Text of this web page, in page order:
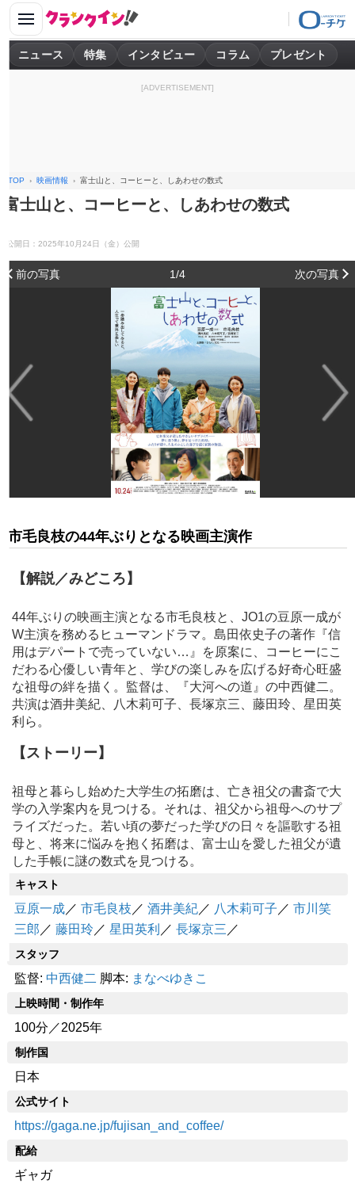
ニュース 特集 インタビュー コラム プレゼント
[ADVERTISEMENT]
TOP 映画情報 富士山と、コーヒーと、しあわせの数式
富士山と、コーヒーと、しあわせの数式
公開日：2025年10月24日（金）公開
前の写真 1/4 次の写真
市毛良枝の44年ぶりとなる映画主演作
【解説／みどころ】
44年ぶりの映画主演となる市毛良枝と、JO1の豆原一成が
W主演を務めるヒューマンドラマ。島田依史子の著作『信
用はデパートで売っていない…』を原案に、コーヒーにこ
だわる心優しい青年と、学びの楽しみを広げる好奇心旺盛
な祖母の絆を描く。監督は、『大河への道』の中西健二。
共演は酒井美紀、八木莉可子、長塚京三、藤田玲、星田英
利ら。
【ストーリー】
祖母と暮らし始めた大学生の拓磨は、亡き祖父の書斎で大
学の入学案内を見つける。それは、祖父から祖母へのサプ
ライズだった。若い頃の夢だった学びの日々を謳歌する祖
母と、将来に悩みを抱く拓磨は、富士山を愛した祖父が遺
した手帳に謎の数式を見つける。
キャスト
豆原一成／市毛良枝 ／酒井美紀／ 八木莉可子 ／市川笑
三郎 ／藤田玲 ／星田英利 ／長塚京三 ／
スタッフ
監督:中西健二 脚本: まなべゆきこ
上映時間・制作年
100分／2025年
制作国
日本
公式サイト
https://gaga.ne.jp/fujisan_and_coffee/
配給
ギャガ